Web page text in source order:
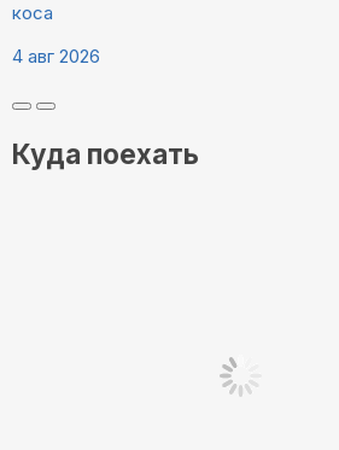
коса
4 авг 2026
Куда поехать